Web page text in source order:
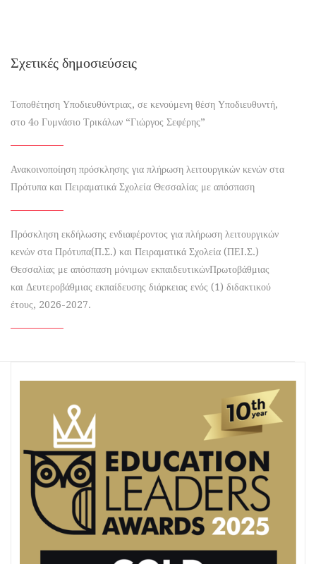
Σχετικές δημοσιεύσεις
Τοποθέτηση Υποδιευθύντριας, σε κενούμενη θέση Υποδιευθυντή,
στο 4ο Γυμνάσιο Τρικάλων “Γιώργος Σεφέρης”
Ανακοινοποίηση πρόσκλησης για πλήρωση λειτουργικών κενών στα
Πρότυπα και Πειραματικά Σχολεία Θεσσαλίας με απόσπαση
Πρόσκληση εκδήλωσης ενδιαφέροντος για πλήρωση λειτουργικών
κενών στα Πρότυπα(Π.Σ.) και Πειραματικά Σχολεία (ΠΕΙ.Σ.)
Θεσσαλίας με απόσπαση μόνιμων εκπαιδευτικώνΠρωτοβάθμιας
και Δευτεροβάθμιας εκπαίδευσης διάρκειας ενός (1) διδακτικού
έτους, 2026-2027.